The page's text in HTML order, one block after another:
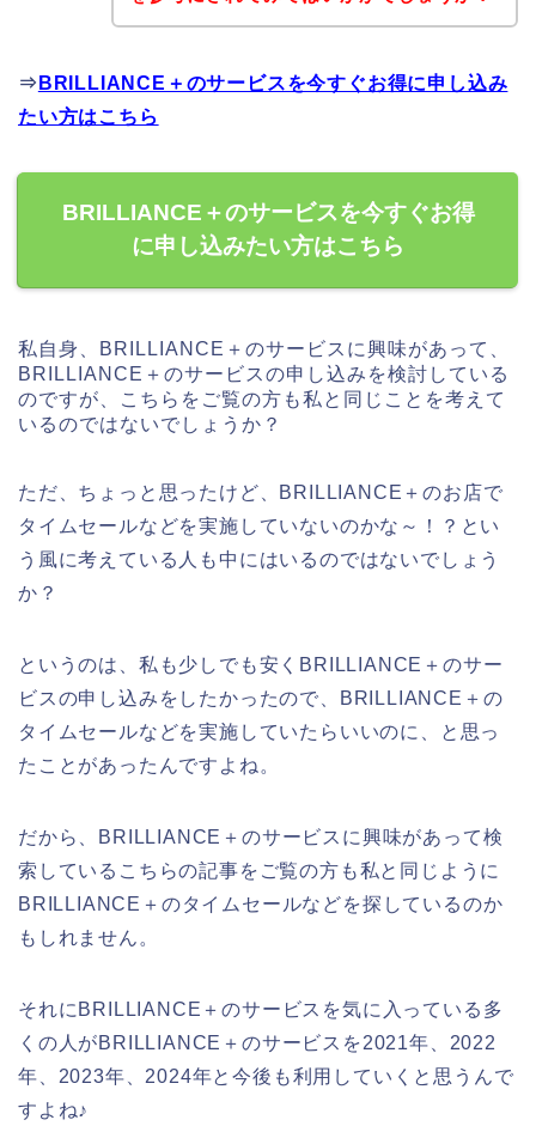
⇒ BRILLIANCE＋のサービスを今すぐお得に申し込み
たい方はこちら
BRILLIANCE＋のサービスを今すぐお得
に申し込みたい方はこちら
私自身、BRILLIANCE＋のサービスに興味があって、
BRILLIANCE＋のサービスの申し込みを検討している
のですが、こちらをご覧の方も私と同じことを考えて
いるのではないでしょうか？
ただ、ちょっと思ったけど、BRILLIANCE＋のお店で
タイムセールなどを実施していないのかな～！？とい
う風に考えている人も中にはいるのではないでしょう
か？
というのは、私も少しでも安くBRILLIANCE＋のサー
ビスの申し込みをしたかったので、BRILLIANCE＋の
タイムセールなどを実施していたらいいのに、と思っ
たことがあったんですよね。
だから、BRILLIANCE＋のサービスに興味があって検
索しているこちらの記事をご覧の方も私と同じように
BRILLIANCE＋のタイムセールなどを探しているのか
もしれません。
それにBRILLIANCE＋のサービスを気に入っている多
くの人がBRILLIANCE＋のサービスを2021年、2022
年、2023年、2024年と今後も利用していくと思うんで
すよね♪